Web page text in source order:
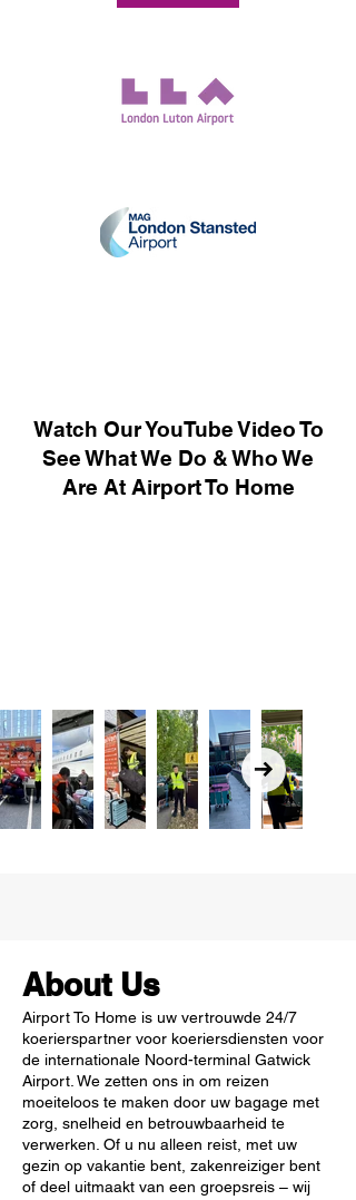
Watch Our YouTube Video To
See What We Do & Who We
Are At Airport To Home
About Us
Airport To Home is uw vertrouwde 24/7
koerierspartner voor koeriersdiensten voor
de internationale Noord-terminal Gatwick
Airport. We zetten ons in om reizen
moeiteloos te maken door uw bagage met
zorg, snelheid en betrouwbaarheid te
verwerken. Of u nu alleen reist, met uw
gezin op vakantie bent, zakenreiziger bent
of deel uitmaakt van een groepsreis – wij